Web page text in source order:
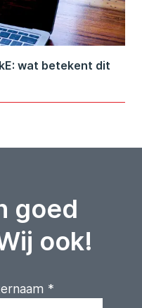
wat betekent dit
goed
ook!
*